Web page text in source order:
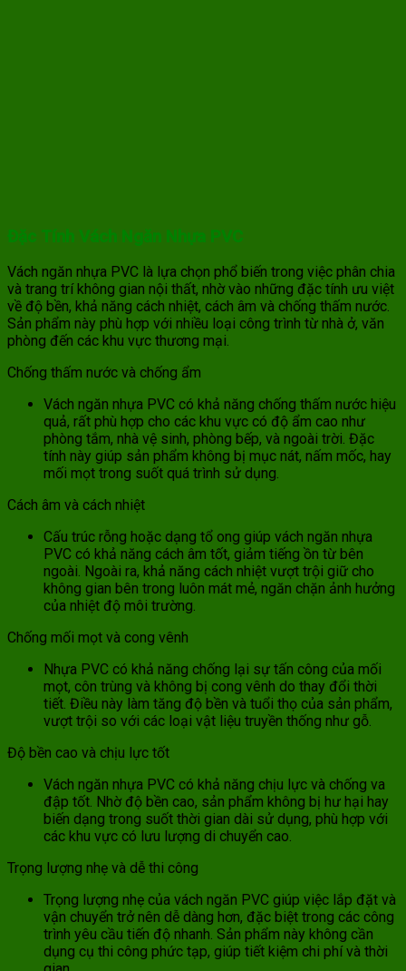
Đặc Tính Vách Ngăn Nhựa PVC
Vách ngăn nhựa PVC là lựa chọn phổ biến trong việc phân chia
và trang trí không gian nội thất, nhờ vào những đặc tính ưu việt
về độ bền, khả năng cách nhiệt, cách âm và chống thấm nước.
Sản phẩm này phù hợp với nhiều loại công trình từ nhà ở, văn
phòng đến các khu vực thương mại.
Chống thấm nước và chống ẩm
Vách ngăn nhựa PVC có khả năng chống thấm nước hiệu
quả, rất phù hợp cho các khu vực có độ ẩm cao như
phòng tắm, nhà vệ sinh, phòng bếp, và ngoài trời. Đặc
tính này giúp sản phẩm không bị mục nát, nấm mốc, hay
mối mọt trong suốt quá trình sử dụng.
Cách âm và cách nhiệt
Cấu trúc rỗng hoặc dạng tổ ong giúp vách ngăn nhựa
PVC có khả năng cách âm tốt, giảm tiếng ồn từ bên
ngoài. Ngoài ra, khả năng cách nhiệt vượt trội giữ cho
không gian bên trong luôn mát mẻ, ngăn chặn ảnh hưởng
của nhiệt độ môi trường.
Chống mối mọt và cong vênh
Nhựa PVC có khả năng chống lại sự tấn công của mối
mọt, côn trùng và không bị cong vênh do thay đổi thời
tiết. Điều này làm tăng độ bền và tuổi thọ của sản phẩm,
vượt trội so với các loại vật liệu truyền thống như gỗ.
Độ bền cao và chịu lực tốt
Vách ngăn nhựa PVC có khả năng chịu lực và chống va
đập tốt. Nhờ độ bền cao, sản phẩm không bị hư hại hay
biến dạng trong suốt thời gian dài sử dụng, phù hợp với
các khu vực có lưu lượng di chuyển cao.
Trọng lượng nhẹ và dễ thi công
Trọng lượng nhẹ của vách ngăn PVC giúp việc lắp đặt và
vận chuyển trở nên dễ dàng hơn, đặc biệt trong các công
trình yêu cầu tiến độ nhanh. Sản phẩm này không cần
dụng cụ thi công phức tạp, giúp tiết kiệm chi phí và thời